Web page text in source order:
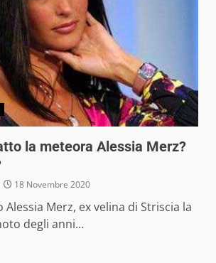
la meteora Alessia Merz?
18 Novembre 2020
Alessia Merz, ex velina di Striscia la
degli anni...